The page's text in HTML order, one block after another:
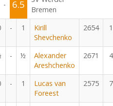
- 6.5
Bremen
- 1
Kirill
Shevchenko
2654 1
- ½
Alexander
Areshchenko
2671 4
- 1
Lucas van
Foreest
2575 7